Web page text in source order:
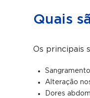
Quais
Os principais
Alteração
Dores